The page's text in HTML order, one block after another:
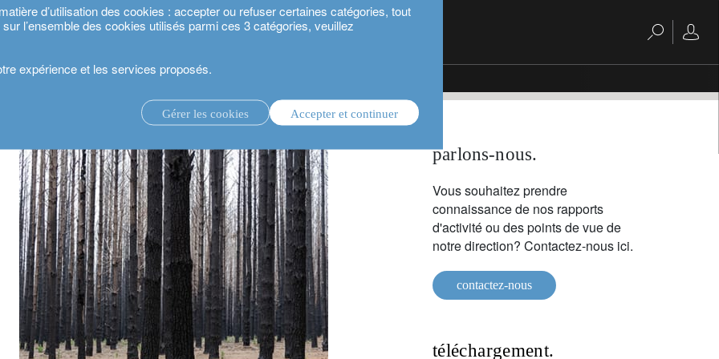
d’utilisation des cookies : accepter ou refuser certaines catégories, tout
l’ensemble des cookies utilisés parmi ces 3 catégories, veuillez
expérience et les services proposés.
Gérer les cookies Accepter et continuer
service de conseil en investissement.
et l’«alerte rouge» du GIEC
parlons-nous.
Vous souhaitez prendre
connaissance de nos rapports
d'activité ou des points de vue de
notre direction? Contactez-nous ici.
contactez-nous
téléchargement.